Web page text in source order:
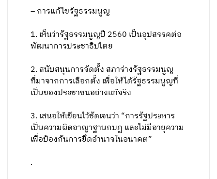
– การแก้ไขรัฐธรรมนูญ
1. เห็นว่ารัฐธรรมนูญปี 2560 เป็นอุปสรรคต่อ
พัฒนาการประชาธิปไตย
2. สนับสนุนการจัดตั้ง สภาร่างรัฐธรรมนูญ
ที่มาจากการเลือกตั้ง เพื่อให้ได้รัฐธรรมนูญที่
เป็นของประชาชนอย่างแท้จริง
3. เสนอให้เขียนไว้ชัดเจนว่า “การรัฐประหาร
เป็นความผิดอาญาฐานกบฏ และไม่มีอายุความ
เพื่อป้องกันการยึดอำนาจในอนาคต”
.